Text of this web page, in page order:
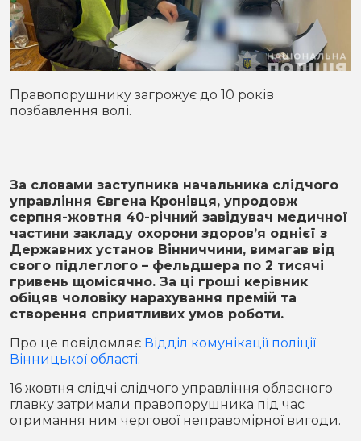
Здоров'я
Приватна думка
В кулуарах
Місто
Конфлікти
Партнери
Спорт
Спорт
Футбол
Контакти
Підписатись на нас у Telegram
Правопорушнику загрожує до 10 років
позбавлення волі.
За словами заступника начальника слідчого
управління Євгена Кронівця, упродовж
серпня-жовтня 40-річний завідувач медичної
частини закладу охорони здоров’я однієї з
Державних установ Вінниччини, вимагав від
свого підлеглого – фельдшера по 2 тисячі
гривень щомісячно. За ці гроші керівник
обіцяв чоловіку нарахування премій та
створення сприятливих умов роботи.
Про це повідомляє Відділ комунікації поліції
Вінницької області.
16 жовтня слідчі слідчого управління обласного
главку затримали правопорушника під час
отримання ним чергової неправомірної вигоди.